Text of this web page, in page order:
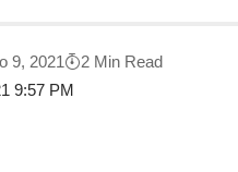
9:57 PM
9, 2021 2 Min Read